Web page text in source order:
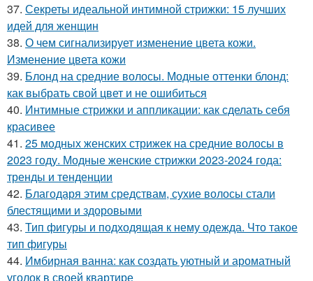
37. Секреты идеальной интимной стрижки: 15 лучших
идей для женщин
38. О чем сигнализирует изменение цвета кожи.
Изменение цвета кожи
39. Блонд на средние волосы. Модные оттенки блонд:
как выбрать свой цвет и не ошибиться
40. Интимные стрижки и аппликации: как сделать себя
красивее
41. 25 модных женских стрижек на средние волосы в
2023 году. Модные женские стрижки 2023-2024 года:
тренды и тенденции
42. Благодаря этим средствам, сухие волосы стали
блестящими и здоровыми
43. Тип фигуры и подходящая к нему одежда. Что такое
тип фигуры
44. Имбирная ванна: как создать уютный и ароматный
уголок в своей квартире